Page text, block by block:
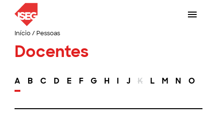
Início/ Pessoas
Docentes
A B C D E F G H I J K L M N O